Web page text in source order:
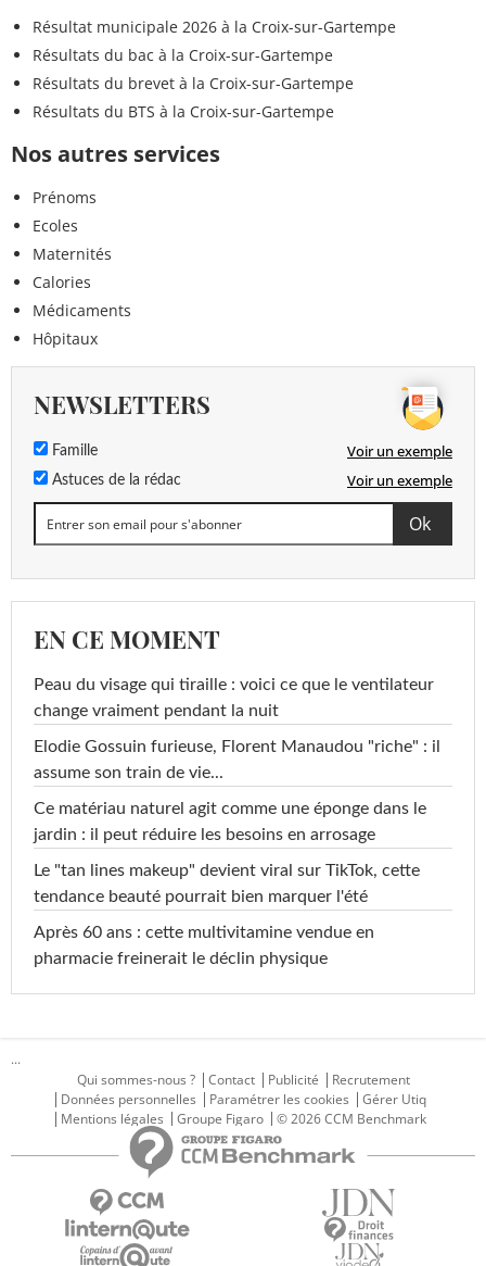
Résultat municipale 2026 à la Croix-sur-Gartempe
Résultats du bac à la Croix-sur-Gartempe
Résultats du brevet à la Croix-sur-Gartempe
Résultats du BTS à la Croix-sur-Gartempe
Nos autres services
Prénoms
Ecoles
Maternités
Calories
Médicaments
Hôpitaux
NEWSLETTERS
Famille Voir un exemple
Astuces de la rédac Voir un exemple
EN CE MOMENT
Peau du visage qui tiraille : voici ce que le ventilateur
change vraiment pendant la nuit
Elodie Gossuin furieuse, Florent Manaudou "riche" : il
assume son train de vie...
Ce matériau naturel agit comme une éponge dans le
jardin : il peut réduire les besoins en arrosage
Le "tan lines makeup" devient viral sur TikTok, cette
tendance beauté pourrait bien marquer l'été
Après 60 ans : cette multivitamine vendue en
pharmacie freinerait le déclin physique
...
Qui sommes-nous ?
Contact Publicité
Recrutement
Données personnelles
Paramétrer les cookies
Gérer Utiq
Mentions légales
Groupe Figaro © 2026 CCM Benchmark